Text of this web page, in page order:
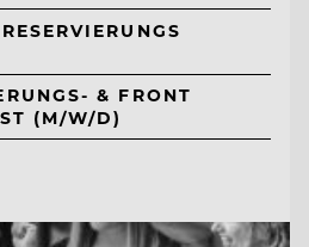
& FRONT
(M/W/D)